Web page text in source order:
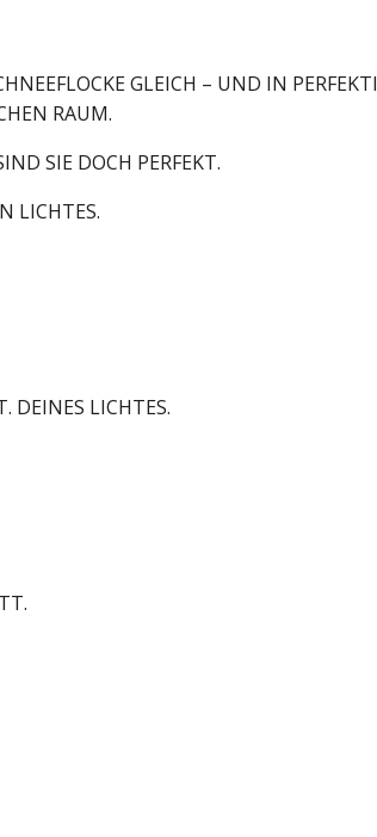
GLEICH – UND IN
RAUM.
SIE DOCH PERFEKT.
LICHTES.
DEINES LICHTES.